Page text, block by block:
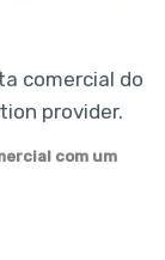
com um